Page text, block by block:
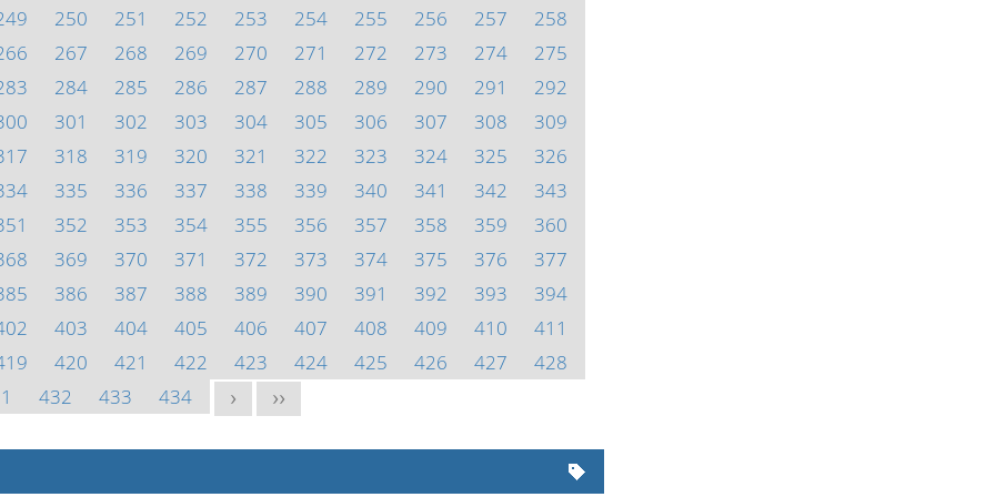
250 251 252 253 254 255 256 257
258
267 268 269 270 271 272 273 274
275
284 285 286 287 288 289 290 291
292
301 302 303 304 305 306 307 308
309
318 319 320 321 322 323 324 325
326
335 336 337 338 339 340 341 342
343
352 353 354 355 356 357 358 359
360
369 370 371 372 373 374 375 376
377
386 387 388 389 390 391 392 393
394
403 404 405 406 407 408 409 410
411
420 421 422 423 424 425 426 427
428
432 433 434 > >>